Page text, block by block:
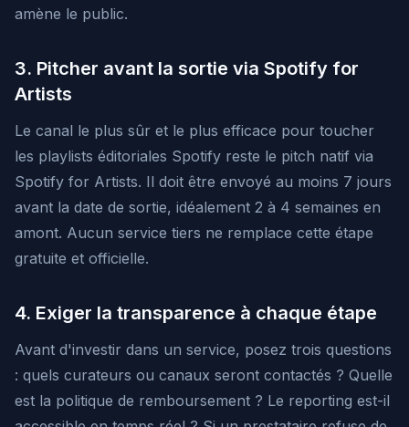
amène le public.
3. Pitcher avant la sortie via Spotify for
Artists
Le canal le plus sûr et le plus efficace pour toucher
les playlists éditoriales Spotify reste le pitch natif via
Spotify for Artists. Il doit être envoyé au moins 7 jours
avant la date de sortie, idéalement 2 à 4 semaines en
amont. Aucun service tiers ne remplace cette étape
gratuite et officielle.
4. Exiger la transparence à chaque étape
Avant d'investir dans un service, posez trois questions
: quels curateurs ou canaux seront contactés ? Quelle
est la politique de remboursement ? Le reporting est-il